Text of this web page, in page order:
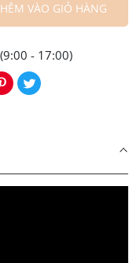
VÀO GIỎ HÀNG
(9:00 - 17:00)